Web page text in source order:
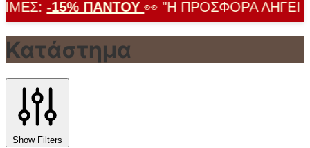
-15% ΠΑΝΤΟΎ👀 "Η ΠΡΟΣΦΟΡΆ ΛΉΓΕΙ
Κατάστημα
Show Filters